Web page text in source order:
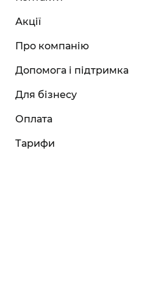
Акції
Про компанію
Допомога і підтримка
Для бізнесу
Оплата
Тарифи